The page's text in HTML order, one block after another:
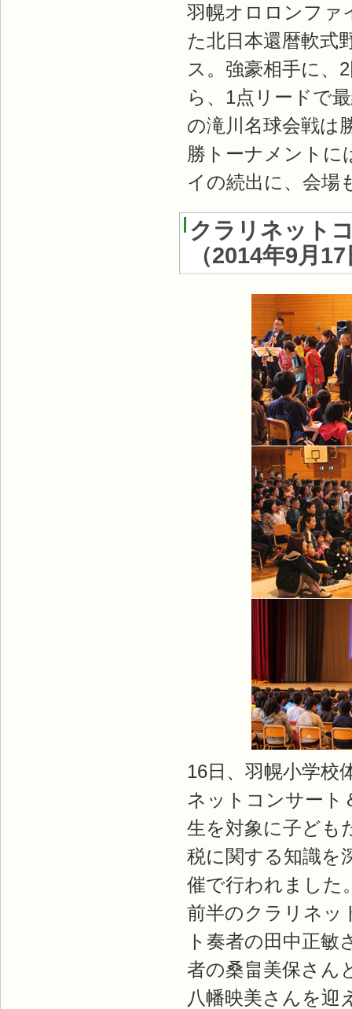
羽幌オロロンファ
た北日本還暦軟式
ス。強豪相手に、
ら、1点リードで
の滝川名球会戦は
勝トーナメントに
イの続出に、会場
クラリネット
（2014年9月17
16日、羽幌小学校
ネットコンサート
生を対象に子ども
税に関する知識を
催で行われました
前半のクラリネッ
ト奏者の田中正
者の桑畠美保さん
八幡映美さんを迎